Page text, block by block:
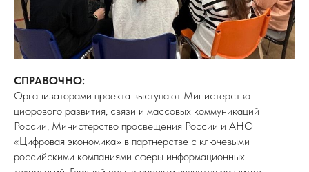
СПРАВОЧНО:
Организаторами проекта выступают Министерство
цифрового развития, связи и массовых коммуникаций
России, Министерство просвещения России и АНО
«Цифровая экономика» в партнерстве с ключевыми
российскими компаниями сферы информационных